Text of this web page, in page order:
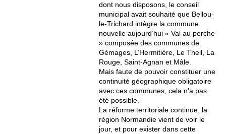
dont nous disposons, le conseil
municipal avait souhaité que Bellou-
le-Trichard intègre la commune
nouvelle aujourd’hui « Val au perche
» composée des communes de
Gémages, L’Hermitière, Le Theil, La
Rouge, Saint-Agnan et Mâle.
Mais faute de pouvoir constituer une
continuité géographique obligatoire
avec ces communes, cela n’a pas
été possible.
La réforme territoriale continue, la
région Normandie vient de voir le
jour, et pour exister dans cette